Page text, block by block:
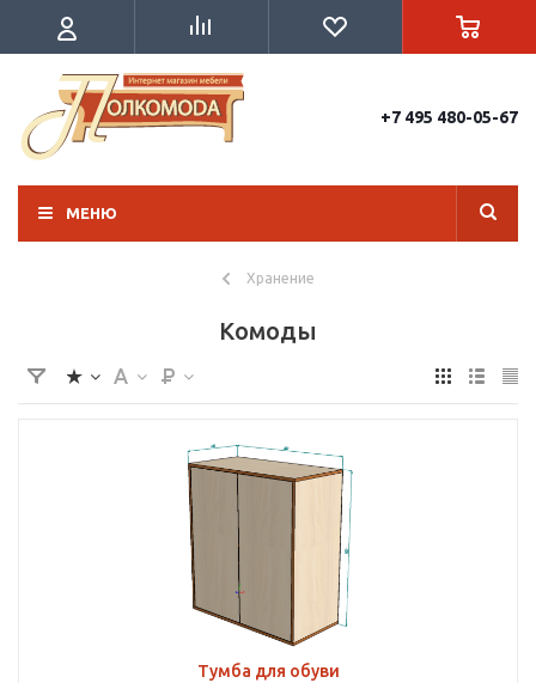
+7 495 480-05-67
МЕНЮ
Хранение
Комоды
Тумба для обуви